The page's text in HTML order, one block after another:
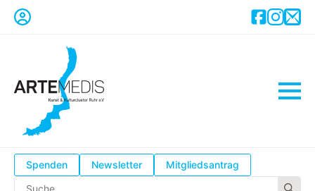
Spenden Newsletter Mitgliedsantrag